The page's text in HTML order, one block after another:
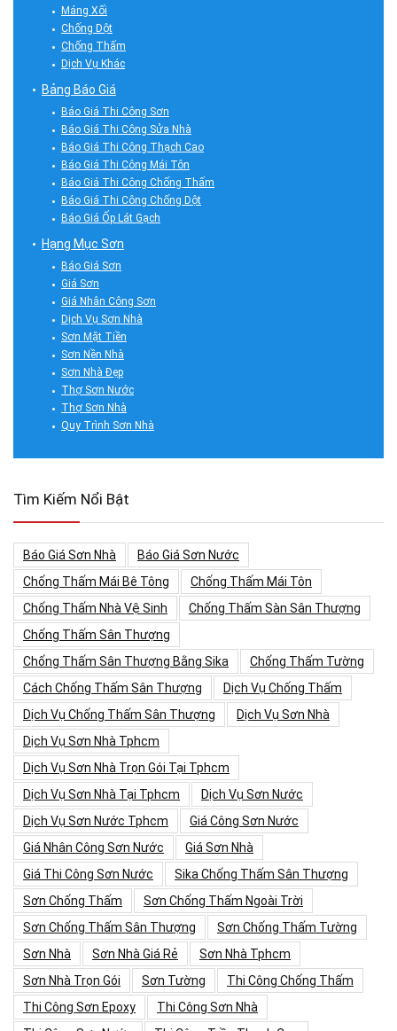
Máng Xối
Chống Dột
Chống Thấm
Dịch Vụ Khác
Bảng Báo Giá
Báo Giá Thi Công Sơn
Báo Giá Thi Công Sửa Nhà
Báo Giá Thi Công Thạch Cao
Báo Giá Thi Công Mái Tôn
Báo Giá Thi Công Chống Thấm
Báo Giá Thi Công Chống Dột
Báo Giá Ốp Lát Gạch
Hạng Mục Sơn
Báo Giá Sơn
Giá Sơn
Giá Nhân Công Sơn
Dịch Vụ Sơn Nhà
Sơn Mặt Tiền
Sơn Nền Nhà
Sơn Nhà Đẹp
Thợ Sơn Nước
Thợ Sơn Nhà
Quy Trình Sơn Nhà
Tìm Kiếm Nổi Bật
Báo Giá Sơn Nhà
Báo Giá Sơn Nước
Chống Thấm Mái Bê Tông
Chống Thấm Mái Tôn
Chống Thấm Nhà Vệ Sinh
Chống Thấm Sàn Sân Thượng
Chống Thấm Sân Thượng
Chống Thấm Sân Thượng Bằng Sika
Chống Thấm Tường
Cách Chống Thấm Sân Thượng
Dịch Vụ Chống Thấm
Dịch Vụ Chống Thấm Sân Thượng
Dịch Vụ Sơn Nhà
Dịch Vụ Sơn Nhà Tphcm
Dịch Vụ Sơn Nhà Trọn Gói Tại Tphcm
Dịch Vụ Sơn Nhà Tại Tphcm
Dịch Vụ Sơn Nước
Dịch Vụ Sơn Nước Tphcm
Giá Công Sơn Nước
Giá Nhân Công Sơn Nước
Giá Sơn Nhà
Giá Thi Công Sơn Nước
Sika Chống Thấm Sân Thượng
Sơn Chống Thấm
Sơn Chống Thấm Ngoài Trời
Sơn Chống Thấm Sân Thượng
Sơn Chống Thấm Tường
Sơn Nhà
Sơn Nhà Giá Rẻ
Sơn Nhà Tphcm
Sơn Nhà Trọn Gói
Sơn Tường
Thi Công Chống Thấm
Thi Công Sơn Epoxy
Thi Công Sơn Nhà